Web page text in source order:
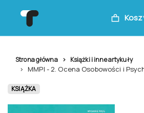
Strona główna Książki i inne artykuły
MMPI - 2. Ocena Osobowości i
KSIĄŻKA